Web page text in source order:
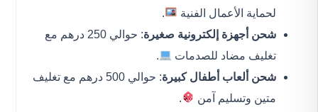
لحماية الأعمال الفنية
.
شحن أجهزة إلكترونية صغيرة
: حوالي 250 درهم مع
تغليف مضاد للصدمات
.
شحن ألعاب أطفال كبيرة
: حوالي 500 درهم مع تغليف
متين وتسليم آمن
.